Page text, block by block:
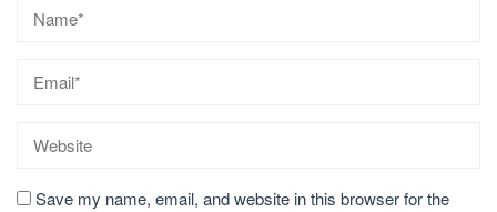
Save my name, email, and website in this browser for the